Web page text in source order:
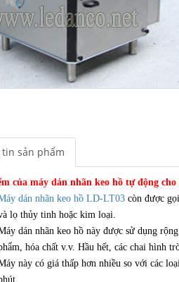
tin sản phẩm
của máy dán nhãn keo hồ tự động cho
dán nhãn keo hồ LD-LT03còn được gọi
lọ thủy tinh hoặc kim loại.
dán nhãn keo hồ này được sử dụng
hóa chất v.v. Hầu hết, các chai hình
này có giá thấp hơn nhiều so với các